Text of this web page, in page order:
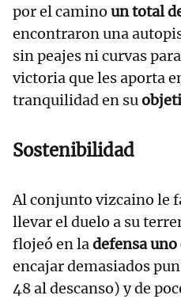
por el camino un total
encontraron una
sin peajes ni curvas
victoria que les aporta
tranquilidad en su
Sostenibilidad
Al conjunto vizcaino le
llevar el duelo a su
flojeó en ladefensa
encajar demasiados
48 al descanso) y de